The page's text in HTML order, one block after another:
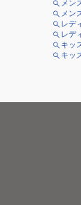
メン
メン
レデ
レデ
キッ
キッ